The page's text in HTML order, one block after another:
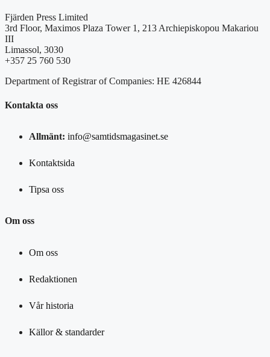
Fjärden Press Limited
3rd Floor, Maximos Plaza Tower 1, 213 Archiepiskopou Makariou
III
Limassol, 3030
+357 25 760 530
Department of Registrar of Companies: HE 426844
Kontakta oss
Allmänt: info@samtidsmagasinet.se
Kontaktsida
Tipsa oss
Om oss
Om oss
Redaktionen
Vår historia
Källor & standarder